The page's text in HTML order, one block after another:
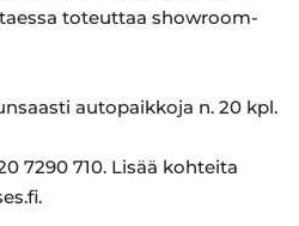
toteuttaa showroom-
autopaikkoja n. 20 kpl.
7290 710. Lisää kohteita